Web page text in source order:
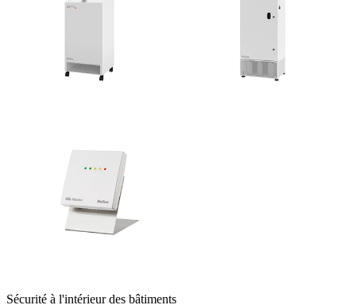
Sécurité à l'intérieur des bâtiments